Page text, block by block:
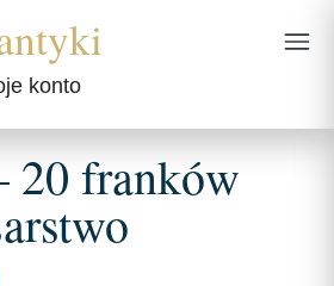
konto
20 franków